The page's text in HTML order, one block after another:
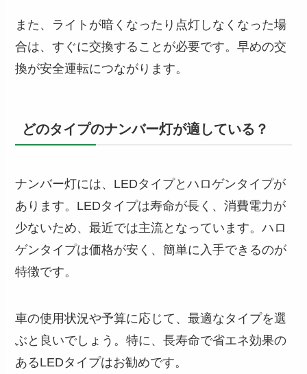
また、ライトが暗くなったり点灯しなくなった場
合は、すぐに交換することが必要です。早めの交
換が安全運転につながります。
どのタイプのナンバー灯が適している？
ナンバー灯には、LEDタイプとハロゲンタイプが
あります。LEDタイプは寿命が長く、消費電力が
少ないため、最近では主流となっています。ハロ
ゲンタイプは価格が安く、簡単に入手できるのが
特徴です。
車の使用状況や予算に応じて、最適なタイプを選
ぶと良いでしょう。特に、長寿命で省エネ効果の
あるLEDタイプはお勧めです。